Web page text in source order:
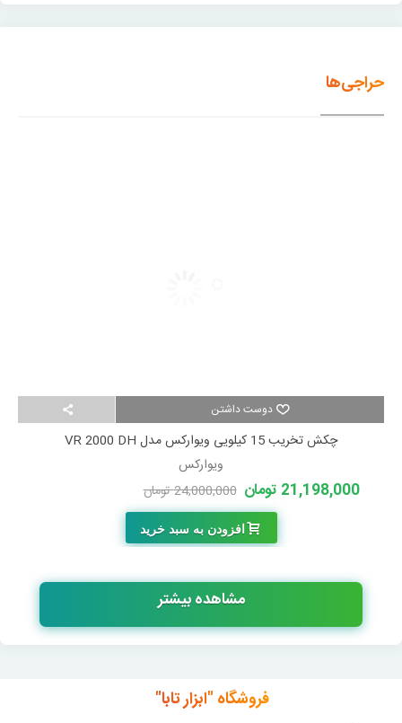
حراجی‌ها
دوست داشتن
چکش تخریب 15 کیلویی ویوارکس مدل VR 2000 DH
ویوارکس
21,198,000 تومان 24,000,000 تومان
افزودن به سبد خرید
مشاهده بیشتر
فروشگاه "ابزار تابا"